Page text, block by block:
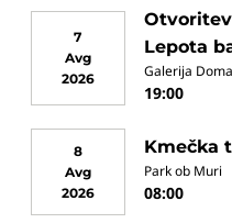
7
Avg
2026
Lepota
Galerija
19:00
8
Avg
2026
Kmečka
Park ob Muri
08:00